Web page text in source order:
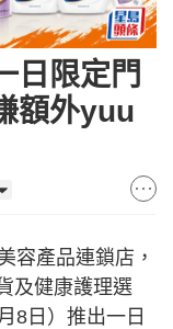
日限定門
額外yuu
容產品連鎖店，
及健康護理選
8日）推出一日